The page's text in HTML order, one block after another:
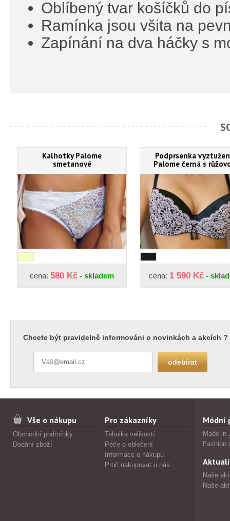
Oblíbený tvar košíčků do
Ramínka jsou všita na
Zapínání na dva háčky s
Kalhotky Palome
smetanové
cena: 580 Kč - skladem
Podprsenka
Palome černá s
cena: 1 590 Kč -
Chcete být pravidelně informováni o novinkách a akcích ?
Vše o nákupu
Obchodní podmínky
Dodání zboží
Pro zákazníky
Tabulka velikostí
Péče o oblečení
Informace o nákupu
Proč nakupovat u nás
Módní
Made in
Fashion
Naše
Naše